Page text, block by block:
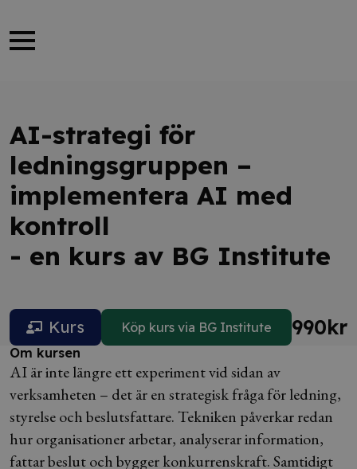
AI-strategi för
ledningsgruppen –
implementera AI med
kontroll
- en kurs av BG Institute
Kurs Köp kurs via BG Institute 990kr
Om kursen
AI är inte längre ett experiment vid sidan av
verksamheten – det är en strategisk fråga för ledning,
styrelse och beslutsfattare. Tekniken påverkar redan
hur organisationer arbetar, analyserar information,
fattar beslut och bygger konkurrenskraft. Samtidigt